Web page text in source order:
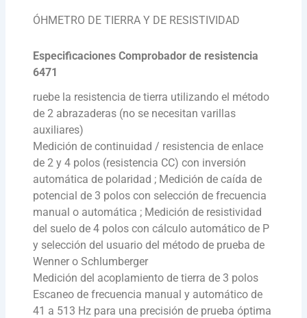
ÓHMETRO DE TIERRA Y DE RESISTIVIDAD
Especificaciones Comprobador de resistencia
6471
ruebe la resistencia de tierra utilizando el método
de 2 abrazaderas (no se necesitan varillas
auxiliares)
Medición de continuidad / resistencia de enlace
de 2 y 4 polos (resistencia CC) con inversión
automática de polaridad ; Medición de caída de
potencial de 3 polos con selección de frecuencia
manual o automática ; Medición de resistividad
del suelo de 4 polos con cálculo automático de Ρ
y selección del usuario del método de prueba de
Wenner o Schlumberger
Medición del acoplamiento de tierra de 3 polos
Escaneo de frecuencia manual y automático de
41 a 513 Hz para una precisión de prueba óptima